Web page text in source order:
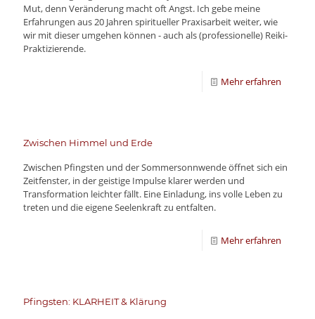
Mut, denn Veränderung macht oft Angst. Ich gebe meine
Erfahrungen aus 20 Jahren spiritueller Praxisarbeit weiter, wie
wir mit dieser umgehen können - auch als (professionelle) Reiki-
Praktizierende.
Mehr erfahren
Zwischen Himmel und Erde
Zwischen Pfingsten und der Sommersonnwende öffnet sich ein
Zeitfenster, in der geistige Impulse klarer werden und
Transformation leichter fällt. Eine Einladung, ins volle Leben zu
treten und die eigene Seelenkraft zu entfalten.
Mehr erfahren
Pfingsten: KLARHEIT & Klärung